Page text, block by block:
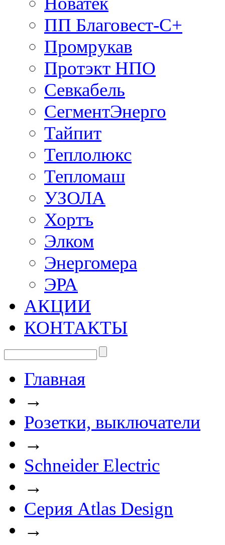
ПП Благовест-С+
Промрукав
Протэкт НПО
Севкабель
СегментЭнерго
Тайпит
Теплолюкс
Тепломаш
УЗОЛА
Хортъ
Элком
Энергомера
ЭРА
АКЦИИ
КОНТАКТЫ
Главная
→
Розетки, выключатели
→
Schneider Electric
→
Серия Atlas Design
→